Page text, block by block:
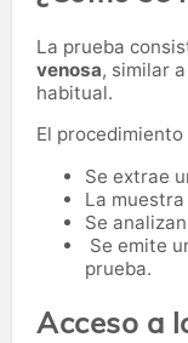
La prueba
venosa, similar
habitual.
El
Se extrae
La
Se
Se emite
prueba.
Acceso a